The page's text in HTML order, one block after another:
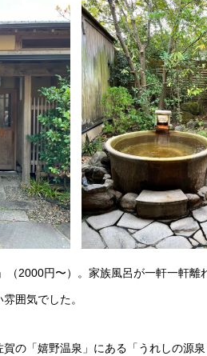
（2000円〜）。家族風呂が一軒一軒
囲気でした。
の「嬉野温泉」にある「うれしの源